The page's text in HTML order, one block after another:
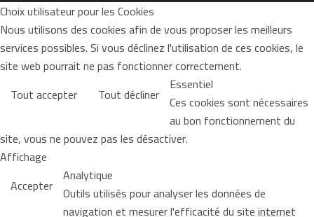
Choix utilisateur pour les Cookies
Nous utilisons des cookies afin de vous proposer les meilleurs
services possibles. Si vous déclinez l'utilisation de ces cookies, le
site web pourrait ne pas fonctionner correctement.
Tout accepter
Tout décliner Essentiel
Ces cookies sont nécessaires
au bon fonctionnement du
site, vous ne pouvez pas les désactiver.
Affichage
Accepter Analytique
Outils utilisés pour analyser les données de
navigation et mesurer l'efficacité du site internet